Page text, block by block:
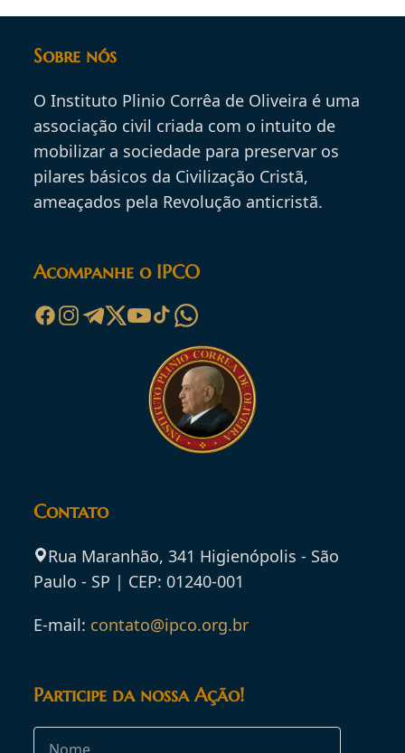
Sobre nós
O Instituto Plinio Corrêa de Oliveira é uma
associação civil criada com o intuito de
mobilizar a sociedade para preservar os
pilares básicos da Civilização Cristã,
ameaçados pela Revolução anticristã.
Acompanhe o IPCO
Contato
Rua Maranhão, 341 Higienópolis - São
Paulo - SP | CEP: 01240-001
E-mail: contato@ipco.org.br
Participe da nossa Ação!